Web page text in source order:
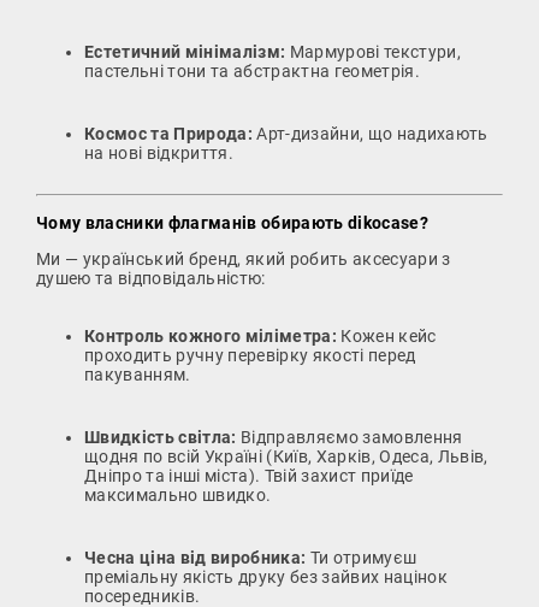
Естетичний мінімалізм: Мармурові текстури,
пастельні тони та абстрактна геометрія.
Космос та Природа: Арт-дизайни, що надихають
на нові відкриття.
Чому власники флагманів обирають dikocase?
Ми — український бренд, який робить аксесуари з
душею та відповідальністю:
Контроль кожного міліметра: Кожен кейс
проходить ручну перевірку якості перед
пакуванням.
Швидкість світла: Відправляємо замовлення
щодня по всій Україні (Київ, Харків, Одеса, Львів,
Дніпро та інші міста). Твій захист приїде
максимально швидко.
Чесна ціна від виробника: Ти отримуєш
преміальну якість друку без зайвих націнок
посередників.